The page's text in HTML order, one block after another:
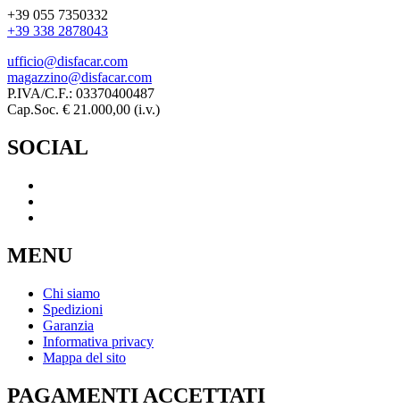
+39 055 7350332
+39 338 2878043
ufficio@disfacar.com
magazzino@disfacar.com
P.IVA/C.F.: 03370400487
Cap.Soc. € 21.000,00 (i.v.)
SOCIAL
MENU
Chi siamo
Spedizioni
Garanzia
Informativa privacy
Mappa del sito
PAGAMENTI ACCETTATI